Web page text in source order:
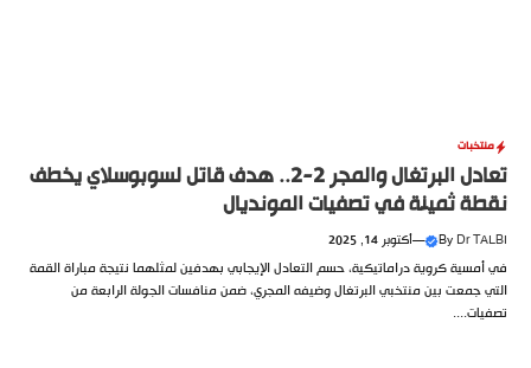
منتخبات
تعادل البرتغال والمجر 2-2.. هدف قاتل لسوبوسلاي يخطف
نقطة ثمينة في تصفيات المونديال
By Dr TALBI
—أكتوبر 14, 2025
في أمسية كروية دراماتيكية، حسم التعادل الإيجابي بهدفين لمثلهما نتيجة مباراة القمة
التي جمعت بين منتخبي البرتغال وضيفه المجري، ضمن منافسات الجولة الرابعة من
تصفيات....